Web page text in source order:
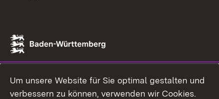
Um unsere Website für Sie optimal gestalten und
verbessern zu können, verwenden wir Cookies.